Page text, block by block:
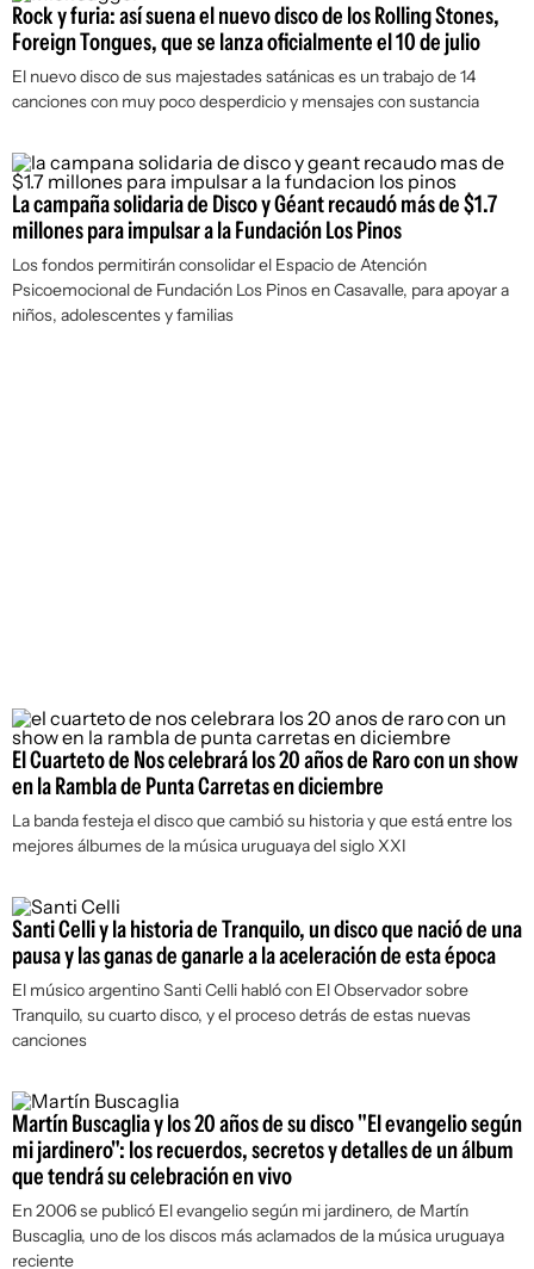
Rock y furia: así suena el nuevo disco de los Rolling Stones,
Foreign Tongues, que se lanza oficialmente el 10 de julio
El nuevo disco de sus majestades satánicas es un trabajo de 14
canciones con muy poco desperdicio y mensajes con sustancia
La campaña solidaria de Disco y Géant recaudó más de $1.7
millones para impulsar a la Fundación Los Pinos
Los fondos permitirán consolidar el Espacio de Atención
Psicoemocional de Fundación Los Pinos en Casavalle, para apoyar a
niños, adolescentes y familias
El Cuarteto de Nos celebrará los 20 años de Raro con un show
en la Rambla de Punta Carretas en diciembre
La banda festeja el disco que cambió su historia y que está entre los
mejores álbumes de la música uruguaya del siglo XXI
Santi Celli y la historia de Tranquilo, un disco que nació de una
pausa y las ganas de ganarle a la aceleración de esta época
El músico argentino Santi Celli habló con El Observadorsobre
Tranquilo, su cuarto disco, y el proceso detrás de estas nuevas
canciones
Martín Buscaglia y los 20 años de su disco "El evangelio según
mi jardinero": los recuerdos, secretos y detalles de un álbum
que tendrá su celebración en vivo
En 2006 se publicó El evangelio según mi jardinero, de Martín
Buscaglia, uno de los discos más aclamados de la música uruguaya
reciente